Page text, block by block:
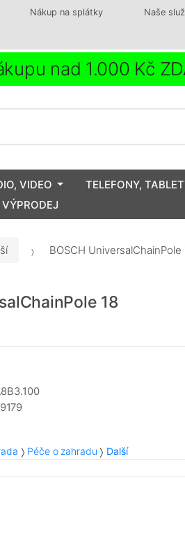
Nákup na splátky Naše
nad 1.000 Kč
VIDEO TELEFONY,
VÝPRODEJ
BOSCH
18
Péče o zahradu
Další